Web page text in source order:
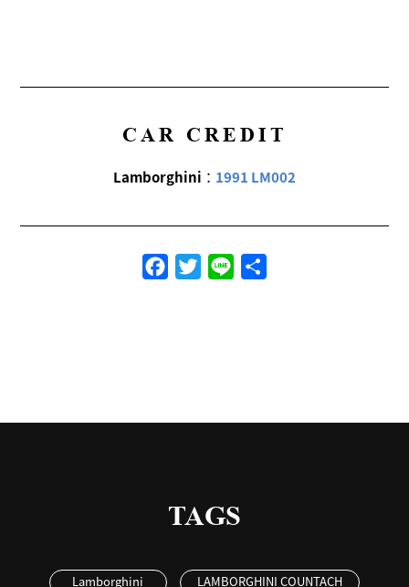
CAR CREDIT
Lamborghini ： 1991 LM002
FacebookTwitterLine
TAGS
Lamborghini LAMBORGHINI COUNTACH